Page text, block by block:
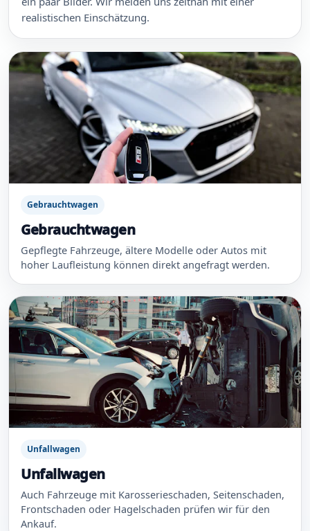
realistischen Einschätzung.
Gebrauchtwagen
Gebrauchtwagen
Gepflegte Fahrzeuge, ältere Modelle oder Autos mit
hoher Laufleistung können direkt angefragt werden.
Unfallwagen
Unfallwagen
Auch Fahrzeuge mit Karosserieschaden, Seitenschaden,
Frontschaden oder Hagelschaden prüfen wir für den
Ankauf.